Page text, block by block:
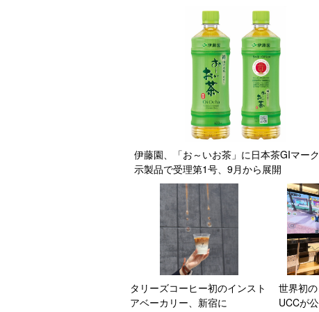
伊藤園、「お～いお茶」に日本茶GIマー
示製品で受理第1号、9月から展開
タリーズコーヒー初のインスト
アベーカリー、新宿に
世界初の
UCCが